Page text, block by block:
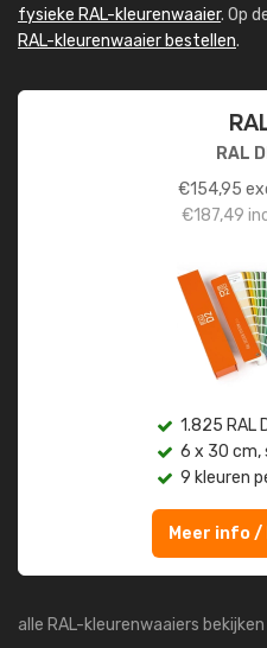
fysieke RAL-kleurenwaaier. Op
RAL-kleurenwaaier bestellen.
RAL
€154,95
€187,49
1.825 RAL
6 x 30
9 kleuren
Meer info
alle RAL-kleurenwaaiers bekijken